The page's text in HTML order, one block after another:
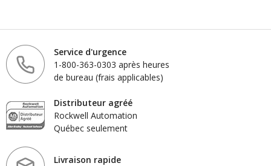
Service d'urgence
1-800-363-0303 après heures
de bureau (frais applicables)
Distributeur agréé
Rockwell Automation
Québec seulement
Livraison rapide